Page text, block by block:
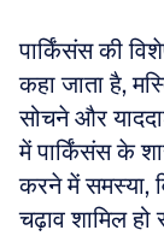
पार्किंसंस की
कहा जाता है,
सोचने और
में पार्किंसंस के
करने में समस्या,
चढ़ाव शामिल